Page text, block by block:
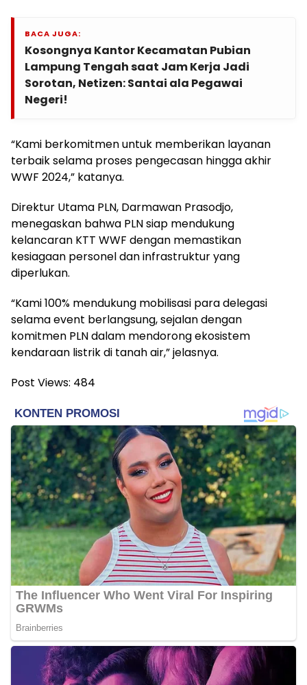
BACA JUGA:
Kosongnya Kantor Kecamatan Pubian
Lampung Tengah saat Jam Kerja Jadi
Sorotan, Netizen: Santai ala Pegawai
Negeri!
“Kami berkomitmen untuk memberikan layanan
terbaik selama proses pengecasan hingga akhir
WWF 2024,” katanya.
Direktur Utama PLN, Darmawan Prasodjo,
menegaskan bahwa PLN siap mendukung
kelancaran KTT WWF dengan memastikan
kesiagaan personel dan infrastruktur yang
diperlukan.
“Kami 100% mendukung mobilisasi para delegasi
selama event berlangsung, sejalan dengan
komitmen PLN dalam mendorong ekosistem
kendaraan listrik di tanah air,” jelasnya.
Post Views: 484